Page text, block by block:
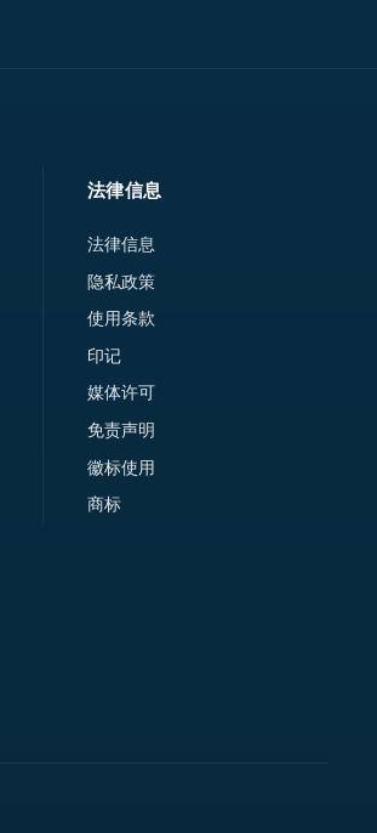
法律信息
法律信息
隐私政策
使用条款
印记
媒体许可
免责声明
徽标使用
商标